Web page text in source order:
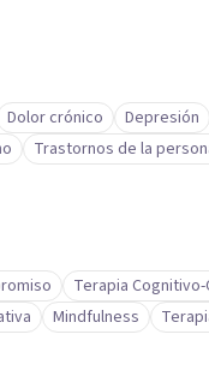
Dolor crónico Depresión
Trastornos de la
Terapia
Mindfulness